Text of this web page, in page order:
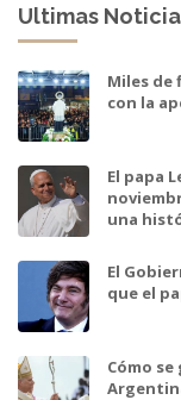
Ultimas
Miles de
con la
El papa
una
El
que el
Cómo